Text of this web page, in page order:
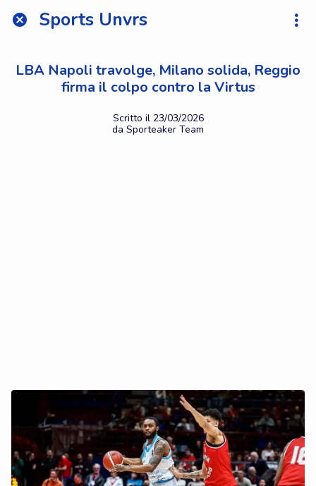
Sports Unvrs
LBA Napoli travolge, Milano solida, Reggio
firma il colpo contro la Virtus
Scritto il 23/03/2026
da Sporteaker Team